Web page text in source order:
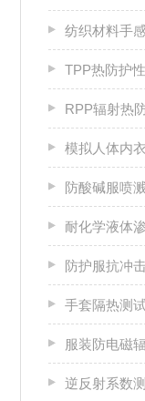
纺织材料手
TPP热防护
RPP辐射热防
模拟人体内
防酸碱服喷
耐化学液体
防护服抗冲
手套隔热测
服装防电磁
逆反射系数